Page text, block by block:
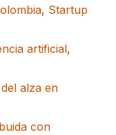
, Startup
artificial,
alza en
con